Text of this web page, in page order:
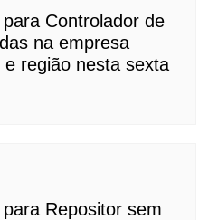
Controlador de
na empresa
região nesta sexta
Repositor sem